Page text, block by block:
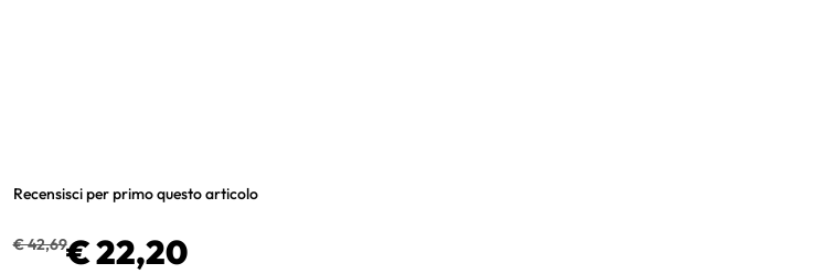
Recensisci per primo questo articolo
€ 42,69€ 22,20